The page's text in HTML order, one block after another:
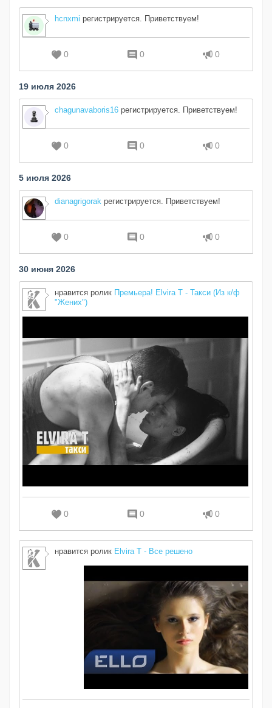
hcnxmi регистрируется. Приветствуем!
0 0 0
19 июля 2026
chagunavaboris16 регистрируется. Приветствуем!
0 0 0
5 июля 2026
dianagrigorak регистрируется. Приветствуем!
0 0 0
30 июня 2026
нравится ролик Премьера! Elvira T - Такси (Из к/ф
"Жених")
0 0 0
нравится ролик Elvira T - Все решено